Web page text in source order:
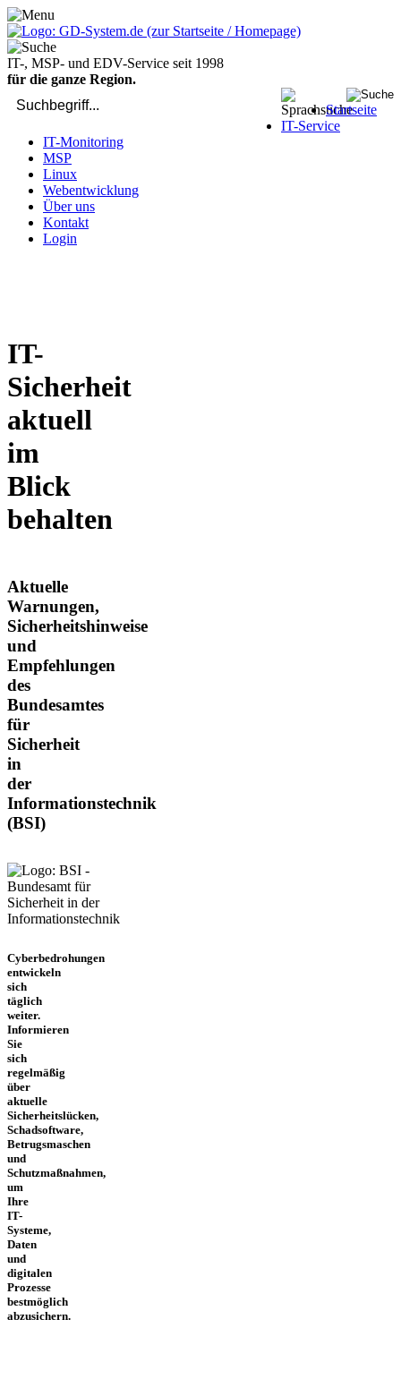
IT-, MSP- und EDV-Service seit 1998
für die ganze Region.
Startseite
IT-Service
IT-Monitoring
MSP
Linux
Webentwicklung
Über uns
Kontakt
Login
IT-
Sicherheit
aktuell
im
Blick
behalten
Aktuelle
Warnungen,
Sicherheitshinweise
und
Empfehlungen
des
Bundesamtes
für
Sicherheit
in
der
Informationstechnik
(BSI)
Cyberbedrohungen
entwickeln
sich
täglich
weiter.
Informieren
Sie
sich
regelmäßig
über
aktuelle
Sicherheitslücken,
Schadsoftware,
Betrugsmaschen
und
Schutzmaßnahmen,
um
Ihre
IT-
Systeme,
Daten
und
digitalen
Prozesse
bestmöglich
abzusichern.